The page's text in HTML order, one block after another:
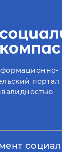
портал